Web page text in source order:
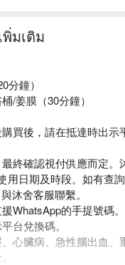
พิ่มเติม
分鐘）
/姜膜（30分鐘）
買後，請在抵達時出示
最終確認視付供應而定。
用日期及時段。如有查
沐舍客服聯繫。
WhatsApp的手提號碼。
台兌換碼。
、心臟病、急性腦出血、